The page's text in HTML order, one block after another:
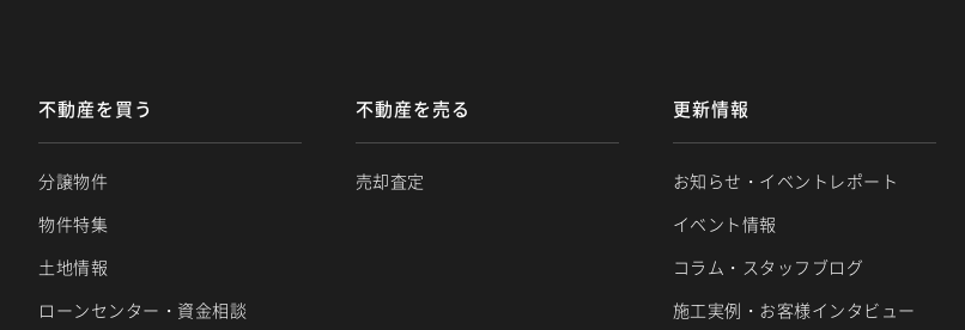
不動産を買う
分譲物件
物件特集
土地情報
ローンセンター・資金相談
不動産を売る
売却査定
更新情報
お知らせ・イベントレポート
イベント情報
コラム・スタッフブログ
施工実例・お客様インタビュー